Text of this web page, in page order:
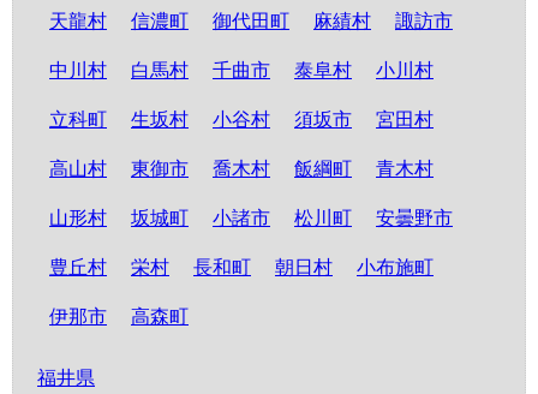
天龍村 信濃町 御代田町 麻績村 諏訪市
中川村 白馬村 千曲市 泰阜村 小川村
立科町 生坂村 小谷村 須坂市 宮田村
高山村 東御市 喬木村 飯綱町 青木村
山形村 坂城町 小諸市 松川町 安曇野市
豊丘村 栄村 長和町 朝日村 小布施町
伊那市 高森町
福井県